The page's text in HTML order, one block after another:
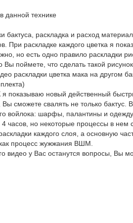
данной технике
бактуса, раскладка и расход
При раскладке каждого цветка я
но есть одно правило раскладки
Вы поймете, что сделать такой
раскладки цветка мака на другом
показываю новый действенный
сможете свалять не только
войлока: шарфы, палантины и
часов, но некоторые процессы в
каждого слоя, а основную
процесс жужжания ВШМ.
видео у Вас останутся вопросы, Вы